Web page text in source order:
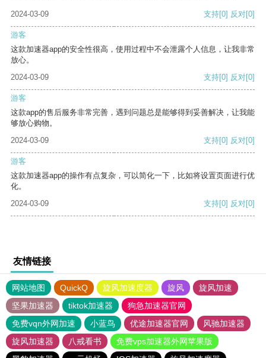
2024-03-09 支持[0] 反对[0]
游客
这款加速器app的安全性很高，使用过程中不会泄露个人信息，让我非常
放心。
2024-03-09
支持[0] 反对[0]
游客
这款app的售后服务非常完善，遇到问题总是能够得到妥善解决，让我能
够放心购物。
2024-03-09
支持[0] 反对[0]
游客
这款加速器app的操作有点复杂，可以简化一下，比如将设置页面进行优
化。
2024-03-09
支持[0] 反对[0]
友情链接
网站地图 QuickQ 旋风加速度器 旋风
旋风加速
坚果加速器
tiktok加速器
狗急加速器官网
免费vqn外网加速
小蓝鸟 优途加速器官网
风驰加速器
旋风加速器
八戒看书
免费vps加速器外网苹果版